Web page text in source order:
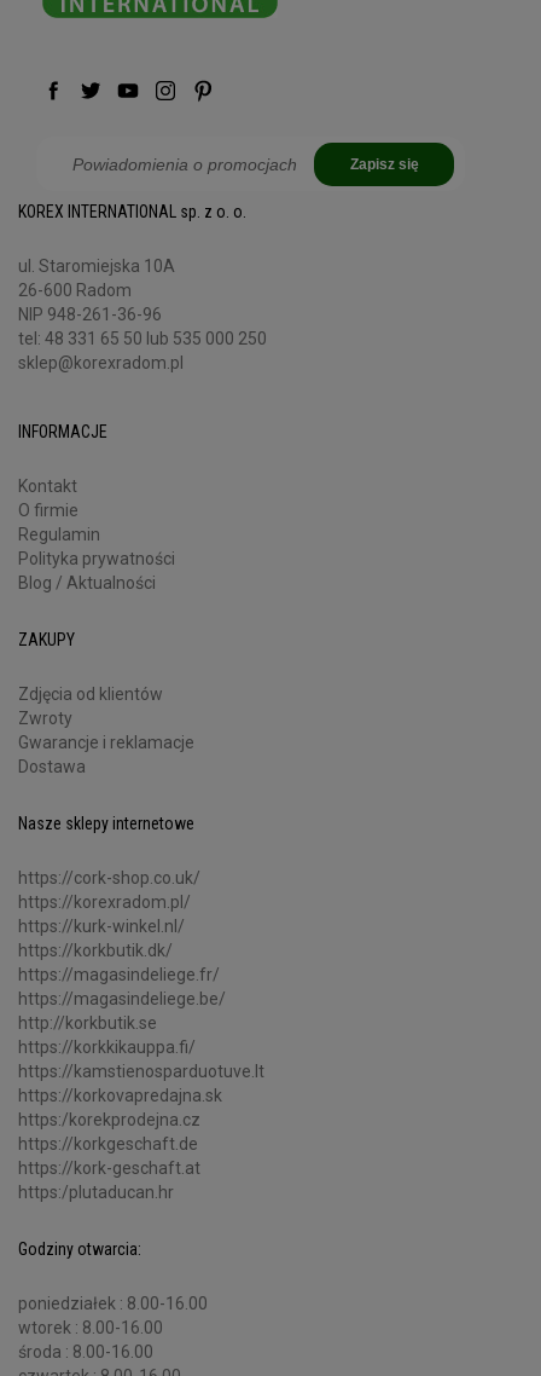
Zapisz się
KOREX INTERNATIONAL sp. z o. o.
ul. Staromiejska 10A
26-600 Radom
NIP 948-261-36-96
tel: 48 331 65 50 lub 535 000 250
sklep@korexradom.pl
INFORMACJE
Kontakt
O firmie
Regulamin
Polityka prywatności
Blog / Aktualności
ZAKUPY
Zdjęcia od klientów
Zwroty
Gwarancje i reklamacje
Dostawa
Nasze sklepy internetowe
https://cork-shop.co.uk/
https://korexradom.pl/
https://kurk-winkel.nl/
https://korkbutik.dk/
https://magasindeliege.fr/
https://magasindeliege.be/
http://korkbutik.se
https://korkkikauppa.fi/
https://kamstienosparduotuve.lt
https://korkovapredajna.sk
https:/korekprodejna.cz
https://korkgeschaft.de
https://kork-geschaft.at
https:/plutaducan.hr
Godziny otwarcia:
poniedziałek : 8.00-16.00
wtorek : 8.00-16.00
środa : 8.00-16.00